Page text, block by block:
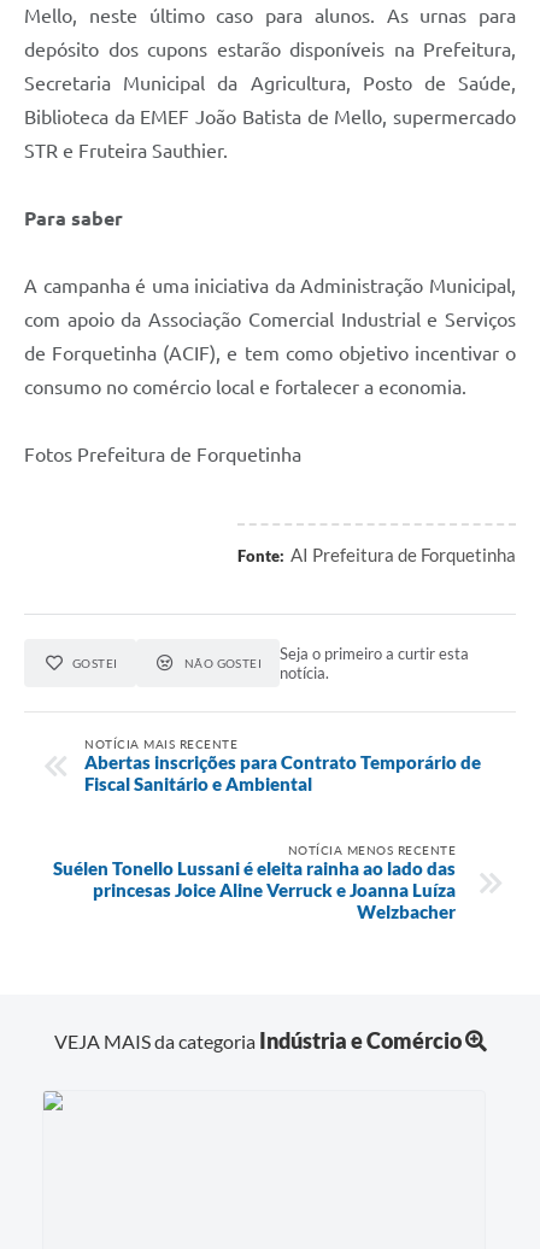
Mello, neste último caso para alunos. As urnas para
depósito dos cupons estarão disponíveis na Prefeitura,
Secretaria Municipal da Agricultura, Posto de Saúde,
Biblioteca da EMEF João Batista de Mello, supermercado
STR e Fruteira Sauthier.
Para saber
A campanha é uma iniciativa da Administração Municipal,
com apoio da Associação Comercial Industrial e Serviços
de Forquetinha (ACIF), e tem como objetivo incentivar o
consumo no comércio local e fortalecer a economia.
Fotos Prefeitura de Forquetinha
Fonte: AI Prefeitura de Forquetinha
GOSTEI NÃO GOSTEI
Seja o primeiro a curtir esta
notícia.
NOTÍCIA MAIS RECENTE
Abertas inscrições para Contrato Temporário de
Fiscal Sanitário e Ambiental
NOTÍCIA MENOS RECENTE
Suélen Tonello Lussani é eleita rainha ao lado das
princesas Joice Aline Verruck e Joanna Luíza
Welzbacher
VEJA MAIS da categoria Indústria e Comércio